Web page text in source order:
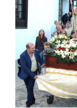
CONTACTO